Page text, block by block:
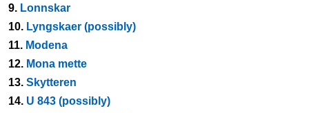
9. Lonnskar
10. Lyngskaer (possibly)
11. Modena
12. Mona mette
13. Skytteren
14. U 843 (possibly)